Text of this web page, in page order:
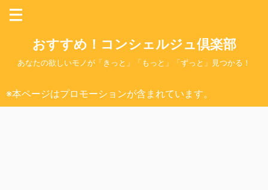
おすすめ！コンシェルジュ倶楽部
あなたの欲しいモノが「きっと」「もっと」「ずっと」見つかる！
※本ページはプロモーションが含まれています。